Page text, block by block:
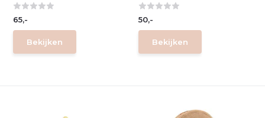
65,-
Bekijken
50,-
Bekijken